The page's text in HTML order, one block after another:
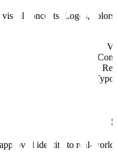
concepts. Logos,
identity to real-